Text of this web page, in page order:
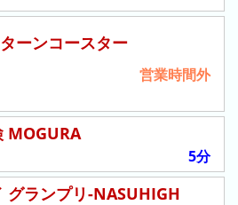
ーンコースター
営業時間外
MOGURA
5分
グランプリ-NASUHIGH